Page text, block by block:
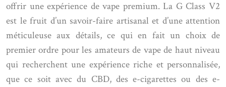
offrir une expérience de vape premium. La G Class V2
est le fruit d’un savoir-faire artisanal et d’une attention
méticuleuse aux détails, ce qui en fait un choix de
premier ordre pour les amateurs de vape de haut niveau
qui recherchent une expérience riche et personnalisée,
que ce soit avec du CBD, des e-cigarettes ou des e-